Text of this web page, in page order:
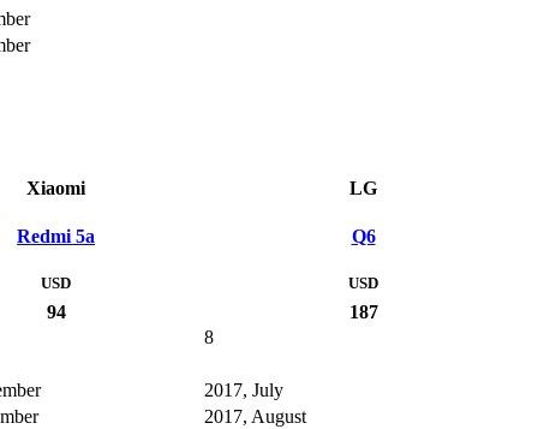
Xiaomi LG
Redmi 5a Q6
USD
94
USD
187
8
2017, July
2017, August